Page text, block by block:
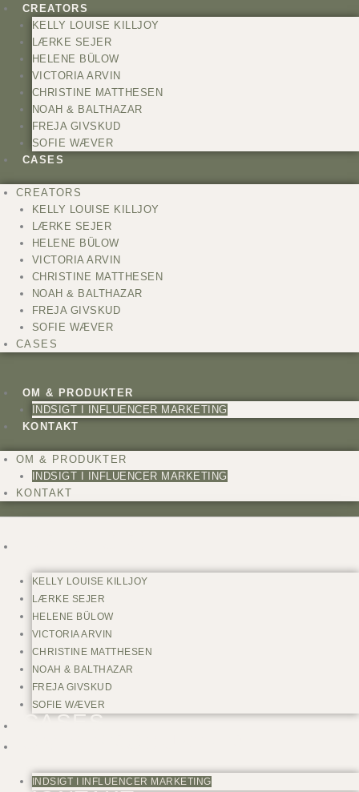
Gå
indholdet
CREATORS
KELLY LOUISE KILLJOY
LÆRKE SEJER
HELENE BÜLOW
VICTORIA ARVIN
CHRISTINE MATTHESEN
NOAH & BALTHAZAR
FREJA GIVSKUD
SOFIE WÆVER
CASES
CREATORS
KELLY LOUISE KILLJOY
LÆRKE SEJER
HELENE BÜLOW
VICTORIA ARVIN
CHRISTINE MATTHESEN
NOAH & BALTHAZAR
FREJA GIVSKUD
SOFIE WÆVER
CASES
OM & PRODUKTER
INDSIGT I INFLUENCER MARKETING
KONTAKT
OM & PRODUKTER
INDSIGT I INFLUENCER MARKETING
KONTAKT
KELLY LOUISE KILLJOY
LÆRKE SEJER
HELENE BÜLOW
VICTORIA ARVIN
CHRISTINE MATTHESEN
NOAH & BALTHAZAR
FREJA GIVSKUD
SOFIE WÆVER
CASES
INDSIGT I INFLUENCER MARKETING